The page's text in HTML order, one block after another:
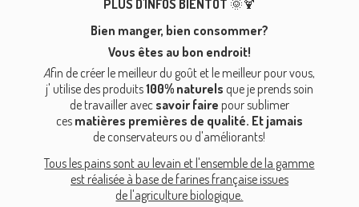
PLUS D'INFOS BIENTÔT 🌞🍹
Bien manger, bien consommer?
Vous êtes au bon endroit!
Afin de créer le meilleur du goût et le meilleur pour vous,
j' utilise des produits100% naturels que je prends soin
de travailler avecsavoir faire pour sublimer
ces matières premières de qualité. Et jamais
de conservateurs ou d'améliorants!
Tous les pains sont au levain et l'ensemble de la gamme
est réalisée à base de farines française issues
de l'agriculture biologique.